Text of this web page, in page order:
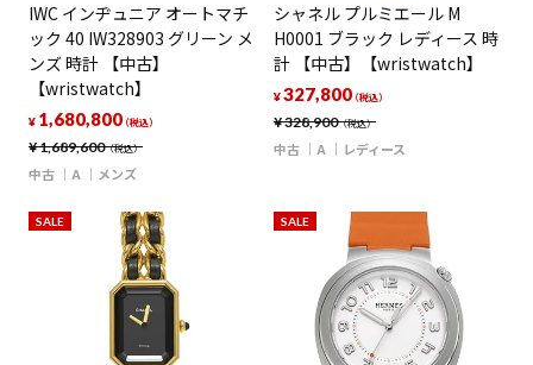
IWC インヂュニア オートマチ
ック 40 IW328903 グリーン メ
ンズ 時計 【中古】
【wristwatch】
¥1,689,600（税込）
¥ 1,680,800（税込）
中古 A メンズ
シャネル プルミエール M
H0001 ブラック レディース 時
計 【中古】【wristwatch】
¥328,900（税込）
¥327,800（税込）
中古 A レディース
SALE SALE